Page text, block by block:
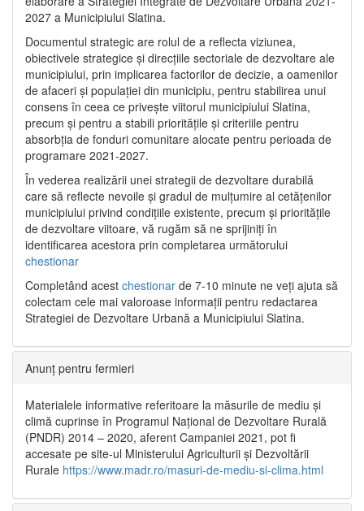
2027 a Municipiului Slatina.
Documentul strategic are rolul de a reflecta viziunea,
obiectivele strategice și direcțiile sectoriale de dezvoltare ale
municipiului, prin implicarea factorilor de decizie, a oamenilor
de afaceri și populației din municipiu, pentru stabilirea unui
consens în ceea ce privește viitorul municipiului Slatina,
precum și pentru a stabili prioritățile și criteriile pentru
absorbția de fonduri comunitare alocate pentru perioada de
programare 2021-2027.
În vederea realizării unei strategii de dezvoltare durabilă
care să reflecte nevoile și gradul de mulțumire al cetățenilor
municipiului privind condițiile existente, precum și prioritățile
de dezvoltare viitoare, vă rugăm să ne sprijiniți în
identificarea acestora prin completarea următorului
chestionar
Completând acest chestionar de 7-10 minute ne veți ajuta să
colectam cele mai valoroase informații pentru redactarea
Strategiei de Dezvoltare Urbană a Municipiului Slatina.
Anunț pentru fermieri
Materialele informative referitoare la măsurile de mediu și
climă cuprinse în Programul Național de Dezvoltare Rurală
(PNDR) 2014 – 2020, aferent Campaniei 2021, pot fi
accesate pe site-ul Ministerului Agriculturii și Dezvoltării
Rurale https://www.madr.ro/masuri-de-mediu-si-clima.html